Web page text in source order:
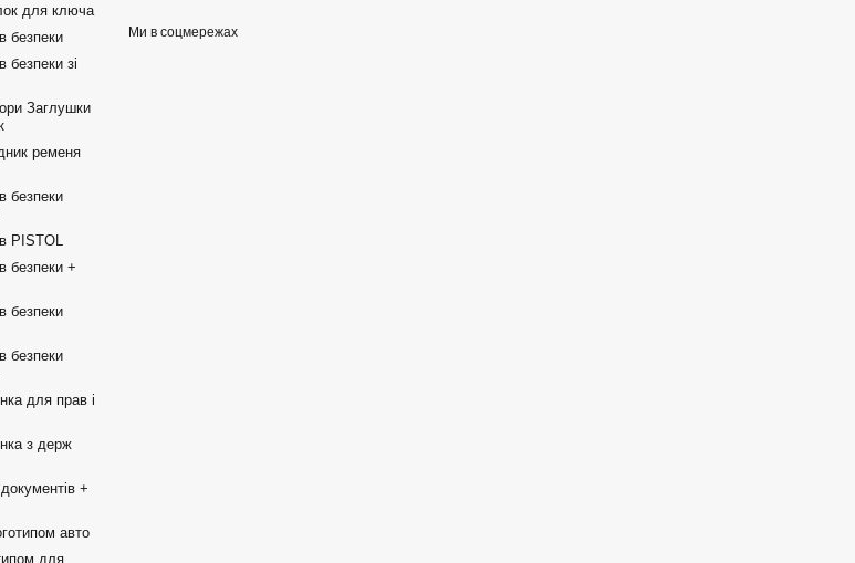
для ключа
безпеки
безпеки зі
Заглушки
ременя
безпеки
PISTOL
безпеки +
безпеки
безпеки
для прав і
з держ
+
авто
для
Ми в соцмережах